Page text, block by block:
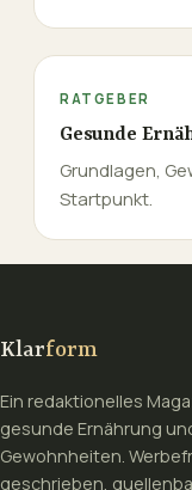
RATGEBER
Gesunde
Grundlagen,
Startpunkt.
Klarform
Ein redaktionelles
gesunde Ernährung
Gewohnheiten.
geschrieben,